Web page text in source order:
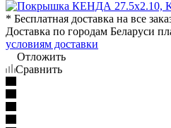
* Бесплатная доставка на все
Доставка по городам Беларуси
условиям доставки
Отложить
Сравнить